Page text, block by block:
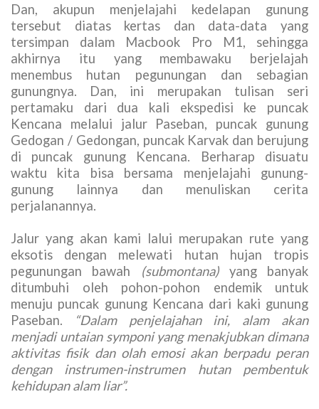
Dan, akupun menjelajahi kedelapan gunung
tersebut diatas kertas dan data-data yang
tersimpan dalam Macbook Pro M1, sehingga
akhirnya itu yang membawaku berjelajah
menembus hutan pegunungan dan sebagian
gunungnya. Dan, ini merupakan tulisan seri
pertamaku dari dua kali ekspedisi ke puncak
Kencana melalui jalur Paseban, puncak gunung
Gedogan / Gedongan, puncak Karvak dan berujung
di puncak gunung Kencana. Berharap disuatu
waktu kita bisa bersama menjelajahi gunung-
gunung lainnya dan menuliskan cerita
perjalanannya.
Jalur yang akan kami lalui merupakan rute yang
eksotis dengan melewati hutan hujan tropis
pegunungan bawah
(submontana)yang banyak
ditumbuhi oleh pohon-pohon endemik untuk
menuju puncak gunung Kencana dari kaki gunung
Paseban.
“Dalam penjelajahan ini, alam akan
menjadi untaian symponi yang menakjubkan dimana
aktivitas fisik dan olah emosi akan berpadu peran
dengan instrumen-instrumen hutan pembentuk
kehidupan alam liar”.